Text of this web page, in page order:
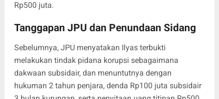
Rp500 juta.
Tanggapan JPU dan Penundaan Sidang
Sebelumnya, JPU menyatakan Ilyas terbukti
melakukan tindak pidana korupsi sebagaimana
dakwaan subsidair, dan menuntutnya dengan
hukuman 2 tahun penjara, denda Rp100 juta subsidair